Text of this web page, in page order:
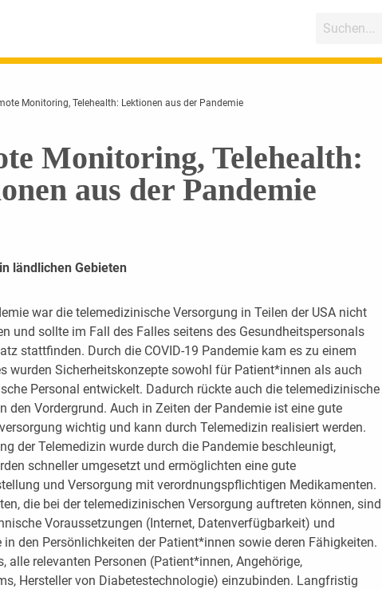
Monitoring, Telehealth: Lektionen aus der Pandemie
Monitoring, Telehealth:
aus der Pandemie
ländlichen Gebieten
war die telemedizinische Versorgung in Teilen der USA nicht
und sollte im Fall des Falles seitens des Gesundheitspersonals
stattfinden. Durch die COVID-19 Pandemie kam es zu einem
wurden Sicherheitskonzepte sowohl für Patient*innen als auch
Personal entwickelt. Dadurch rückte auch die telemedizinische
den Vordergrund. Auch in Zeiten der Pandemie ist eine gute
wichtig und kann durch Telemedizin realisiert werden.
der Telemedizin wurde durch die Pandemie beschleunigt,
schneller umgesetzt und ermöglichten eine gute
und Versorgung mit verordnungspflichtigen Medikamenten.
die bei der telemedizinischen Versorgung auftreten können, sind
Voraussetzungen (Internet, Datenverfügbarkeit) und
in den Persönlichkeiten der Patient*innen sowie deren Fähigkeiten.
alle relevanten Personen (Patient*innen, Angehörige,
Hersteller von Diabetestechnologie) einzubinden. Langfristig